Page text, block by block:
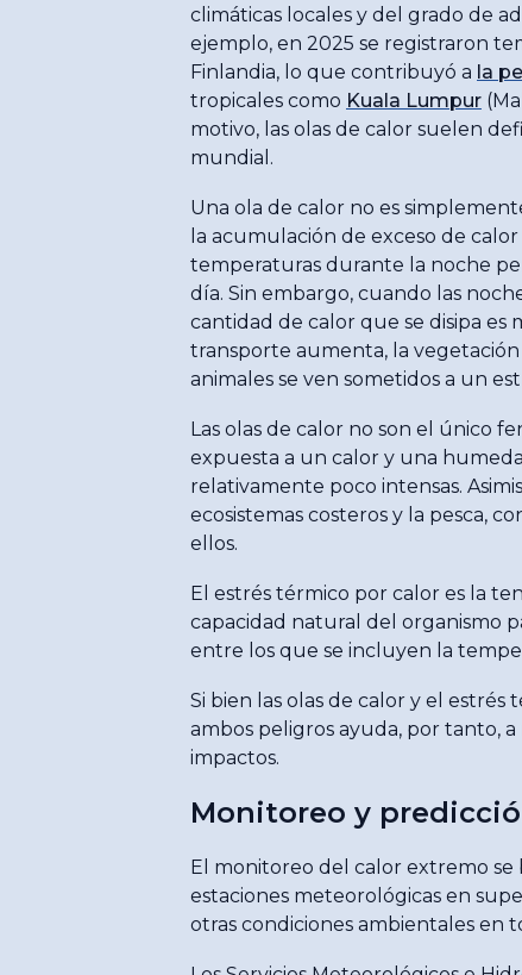
climáticas locales y del grado de
ejemplo, en 2025 se registraron
Finlandia, lo que contribuyó a la
tropicales como Kuala Lumpur
motivo, las olas de calor suelen
mundial.
Una ola de calor no es
la acumulación de exceso de
temperaturas durante la noche
día. Sin embargo, cuando las
cantidad de calor que se disipa es
transporte aumenta, la vegetación
animales se ven sometidos a un
Las olas de calor no son el único
expuesta a un calor y una
relativamente poco intensas.
ecosistemas costeros y la pesca,
ellos.
El estrés térmico por calor es la
capacidad natural del organismo
entre los que se incluyen la
Si bien las olas de calor y el
ambos peligros ayuda, por tanto,
impactos.
Monitoreo y
El monitoreo del calor extremo se
estaciones meteorológicas en
otras condiciones ambientales en